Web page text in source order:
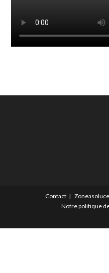
Contact
Notre politique